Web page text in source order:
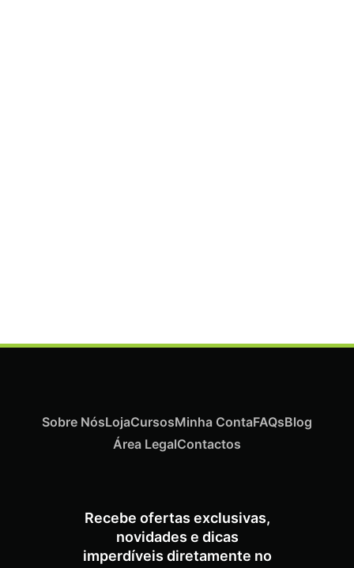
Recebe ofertas exclusivas,
novidades e dicas
imperdíveis diretamente no
Sobre NósLojaCursosMinha ContaFAQsBlog
Área LegalContactos